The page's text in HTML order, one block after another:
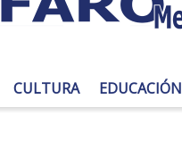
CULTURA EDUCACIÓN